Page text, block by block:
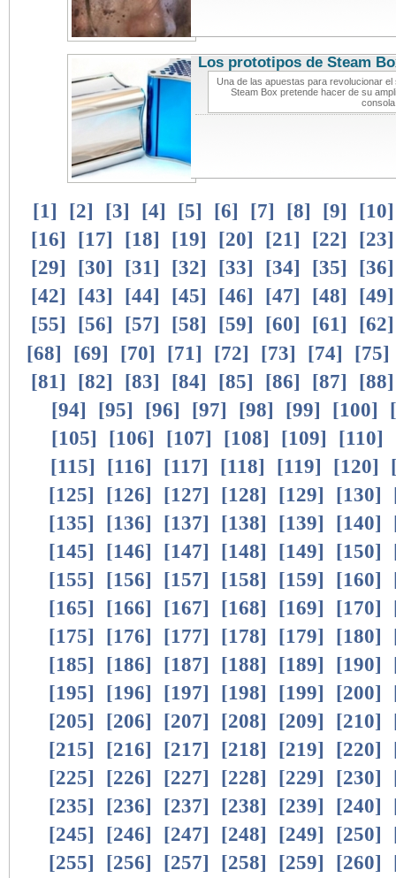
Los prototipos de Steam
Una de las apuestas para revolucionar
Steam Box pretende hacer de su
[1] [2] [3] [4] [5] [6] [7] [8] [9] [10
[16] [17] [18] [19] [20] [21] [22] [23
[29] [30] [31] [32] [33] [34] [35] [36
[42] [43] [44] [45] [46] [47] [48] [49
[55] [56] [57] [58] [59] [60] [61] [62
[68] [69] [70] [71] [72] [73] [74] [75]
[81] [82] [83] [84] [85] [86] [87] [88
[94] [95] [96] [97] [98] [99] [100]
[
[105] [106] [107] [108] [109] [110]
[115] [116] [117] [118] [119] [120]
[125] [126] [127] [128] [129] [130]
[135] [136] [137] [138] [139] [140]
[145] [146] [147] [148] [149] [150]
[155] [156] [157] [158] [159] [160]
[165] [166] [167] [168] [169] [170]
[175] [176] [177] [178] [179] [180]
[185] [186] [187] [188] [189] [190]
[195] [196] [197] [198] [199] [200]
[205] [206] [207] [208] [209] [210]
[215] [216] [217] [218] [219] [220]
[225] [226] [227] [228] [229] [230]
[235] [236] [237] [238] [239] [240]
[245] [246] [247] [248] [249] [250]
[255] [256] [257] [258] [259] [260]